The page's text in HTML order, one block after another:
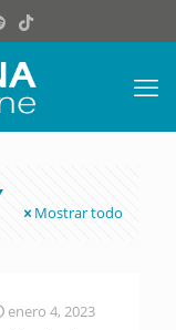
Mostrar todo
enero 4, 2023